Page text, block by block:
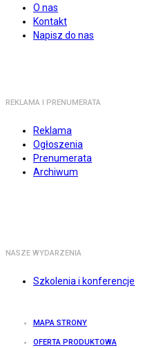
O nas
Kontakt
Napisz do nas
REKLAMA I PRENUMERATA
Reklama
Ogłoszenia
Prenumerata
Archiwum
NASZE WYDARZENIA
Szkolenia i konferencje
MAPA STRONY
OFERTA PRODUKTOWA